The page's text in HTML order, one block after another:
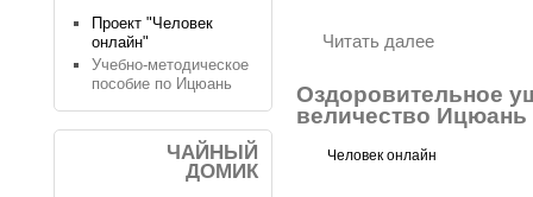
Читать далее
Оздоровительное
величество Ицюань
Человек онлайн
Проект "Человек
онлайн"
Учебно-методическое
пособие по Ицюань
ЧАЙНЫЙ
ДОМИК